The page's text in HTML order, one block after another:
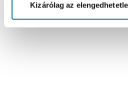
Kizárólag az